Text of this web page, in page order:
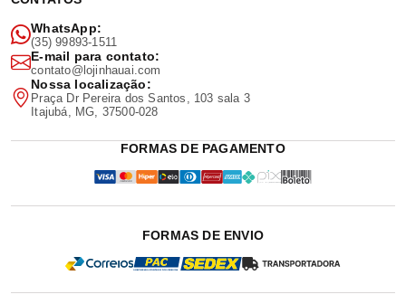
WhatsApp:
(35) 99893-1511
E-mail para contato:
contato@lojinhauai.com
Nossa localização:
Praça Dr Pereira dos Santos, 103 sala 3
Itajubá, MG, 37500-028
FORMAS DE PAGAMENTO
FORMAS DE ENVIO